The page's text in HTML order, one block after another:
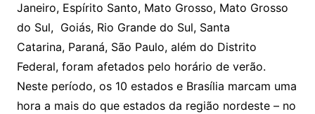
Janeiro, Espírito Santo, Mato Grosso, Mato Grosso
do Sul, Goiás, Rio Grande do Sul, Santa
Catarina, Paraná, São Paulo, além do Distrito
Federal, foram afetados pelo horário de verão.
Neste período, os 10 estados e Brasília marcam uma
hora a mais do que estados da região nordeste – no